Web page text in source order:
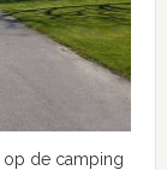
op de camping